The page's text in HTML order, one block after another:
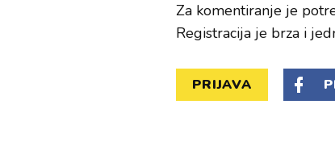
Za komentiranje je
Registracija je brza i
PRIJAVA